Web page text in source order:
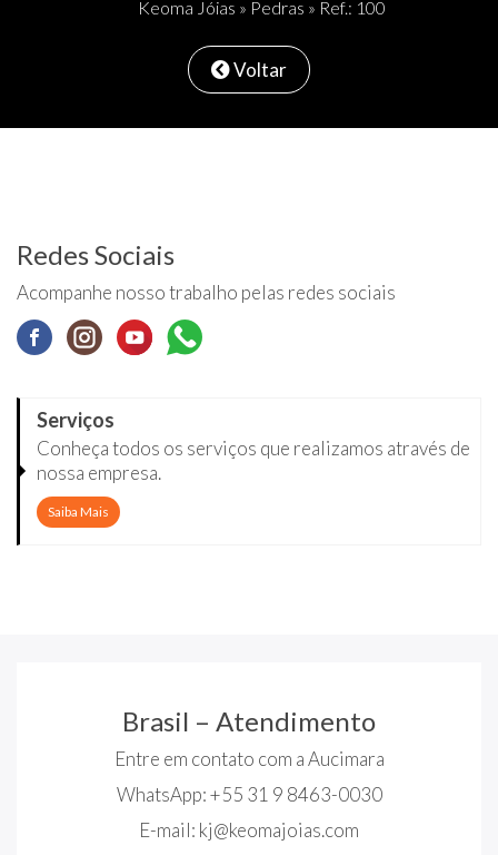
Keoma Jóias » Pedras » Ref.: 100
Voltar
Redes Sociais
Acompanhe nosso trabalho pelas redes sociais
Serviços
Conheça todos os serviços que realizamos através de
nossa empresa.
Saiba Mais
Brasil – Atendimento
Entre em contato com a Aucimara
WhatsApp: +55 31 9 8463-0030
E-mail: kj@keomajoias.com